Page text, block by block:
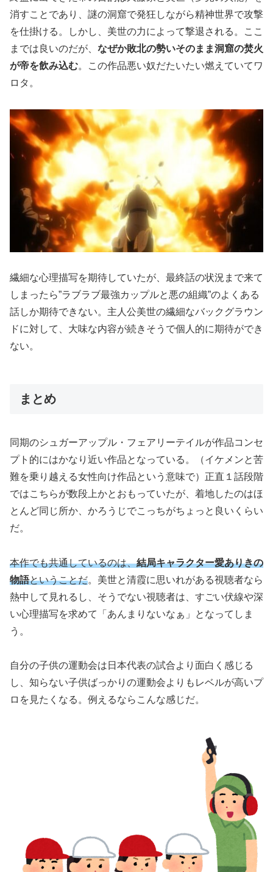
消すことであり、謎の洞窟で発狂しながら精神世界で攻撃
を仕掛ける。しかし、美世の力によって撃退される。ここ
までは良いのだが、 なぜか敗北の勢いそのまま洞窟の焚火
が帝を飲み込む。この作品悪い奴だたいたい燃えていてワ
ロタ。
繊細な心理描写を期待していたが、最終話の状況まで来て
しまったら”ラブラブ最強カップルと悪の組織”のよくある
話しか期待できない。主人公美世の繊細なバックグラウン
ドに対して、大味な内容が続きそうで個人的に期待ができ
ない。
まとめ
同期のシュガーアップル・フェアリーテイルが作品コンセ
プト的にはかなり近い作品となっている。（イケメンと苦
難を乗り越える女性向け作品という意味で）正直１話段階
ではこちらが数段上かとおもっていたが、着地したのはほ
とんど同じ所か、かろうじでこっちがちょっと良いくらい
だ。
本作でも共通しているのは、結局キャラクター愛ありきの
物語ということだ。美世と清霞に思いれがある視聴者なら
熱中して見れるし、そうでない視聴者は、すごい伏線や深
い心理描写を求めて「あんまりないなぁ」となってしま
う。
自分の子供の運動会は日本代表の試合より面白く感じる
し、知らない子供ばっかりの運動会よりもレベルが高いプ
ロを見たくなる。例えるならこんな感じだ。